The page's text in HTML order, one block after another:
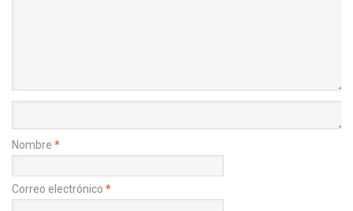
Nombre *
Correo electrónico *